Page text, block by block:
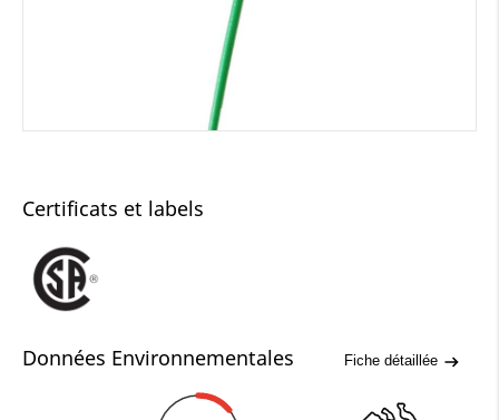
Certificats et labels
Données Environnementales Fiche détaillée